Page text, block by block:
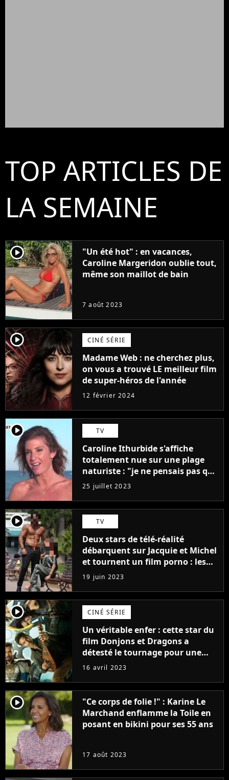
TOP ARTICLES DE
LA SEMAINE
player2
"Un été hot" : en vacances,
Caroline Margeridon oublie tout,
même son maillot de bain
7 août 2023
player2 CINÉ SÉRIE
Madame Web : ne cherchez plus,
on vous a trouvé LE meilleur film
de super-héros de l'année
12 février 2024
player2 TV
Caroline Ithurbide s'affiche
totalement nue sur une plage
naturiste : "je ne pensais pas que
j'arriverais à le faire..."
25 juillet 2023
player2 TV
Deux stars de télé-réalité
débarquent sur Jacquie et Michel
et tournent un film porno : les
premières images du tournage
(exclu)
19 juin 2023
player2 CINÉ SÉRIE
Un véritable enfer : cette star du
film Donjons et Dragons a
détesté le tournage pour une
raison très spéciale
16 avril 2023
player2
"Ce corps de folie !" : Karine Le
Marchand enflamme la Toile en
posant en bikini pour ses 55 ans
17 août 2023